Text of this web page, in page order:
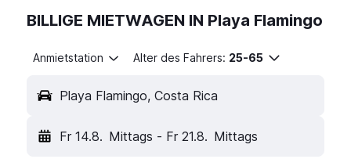
BILLIGE MIETWAGEN IN Playa Flamingo
Anmietstation Alter des Fahrers: 25-65
Playa Flamingo, Costa Rica
Fr 14.8. Mittags - Fr 21.8. Mittags